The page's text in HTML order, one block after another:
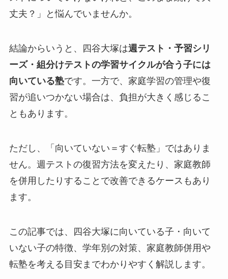
丈夫？」と悩んでいませんか。
結論からいうと、四谷大塚は週テスト・予習シリ
ーズ・組分けテストの学習サイクルが合う子には
向いている塾です。一方で、家庭学習の管理や復
習が追いつかない場合は、負担が大きく感じるこ
ともあります。
ただし、「向いていない＝すぐ転塾」ではありま
せん。週テストの復習方法を変えたり、家庭教師
を併用したりすることで改善できるケースもあり
ます。
この記事では、四谷大塚に向いている子・向いて
いない子の特徴、学年別の対策、家庭教師併用や
転塾を考える目安までわかりやすく解説します。